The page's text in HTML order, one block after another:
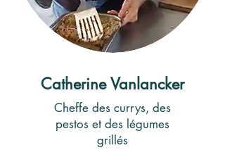
Catherine Vanlancker
Cheffe des currys, des
pestos et des légumes
grillés